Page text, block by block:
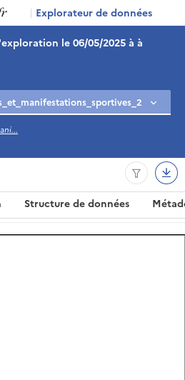
| Explorateur de données
le 06/05/2025 à à
Structure de données